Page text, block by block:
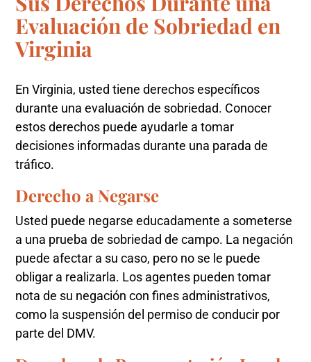
Evaluación de Sobriedad en
Virginia
En Virginia, usted tiene derechos específicos
durante una evaluación de sobriedad. Conocer
estos derechos puede ayudarle a tomar
decisiones informadas durante una parada de
tráfico.
Derecho a Negarse
Usted puede negarse educadamente a someterse
a una prueba de sobriedad de campo. La negación
puede afectar a su caso, pero no se le puede
obligar a realizarla. Los agentes pueden tomar
nota de su negación con fines administrativos,
como la suspensión del permiso de conducir por
parte del DMV.